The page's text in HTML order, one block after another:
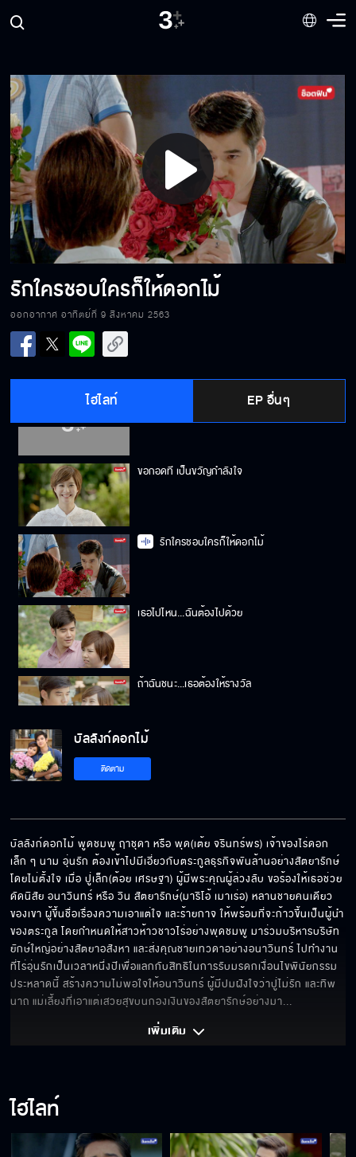
Play
Video
รักใครชอบใครก็ให้ดอกไม้
ออกอากาศ อาทิตย์ที่ 9 สิงหาคม 2563
ไฮไลท์ EP อื่นๆ
ผมเป็นแฟนเจ้าของไร่
ถ้าทำให้คุณเข้าใจผิด ผมขอโทษละกัน
ค่อย ๆ ลืมตา แล้วเธอจะเห็นฉัน
ขอกอดที เป็นขวัญกำลังใจ
รักใครชอบใครก็ให้ดอกไม้
เธอไปไหน...ฉันต้องไปด้วย
ถ้าฉันชนะ...เธอต้องให้รางวัล
ต้นไม้ต้นไหนก็ไม่สำคัญเท่าตัวเธอ
เลิกทำตัวไร้สาระได้แล้ว
ไม่เชื่อเหรอว่าฉันดูแลพุดชมพูได้
เลิกหลอกตัวเองได้แล้ว
บัลลังก์ดอกไม้
ติดตาม
บัลลังก์ดอกไม้ พูดชมพู ฤาชุดา หรือ พุด(เต้ย จรินทร์พร) เจ้าของไร่ดอก
เล็ก ๆ นาม อุ่นรัก ต้องเข้าไปมีเอี่ยวกับตระกูลธุรกิจพันล้านอย่างสัตยารักษ์
โดยไม่ตั้งใจ เมื่อ ปู่เล็ก(ต้อย เศรษฐา) ผู้มีพระคุณผู้ล่วงลับ ขอร้องให้เธอช่วย
ดัดนิสัย อนาวินทร์ หรือ วิน สัตยารักษ์(มาริโอ้ เมาเร่อ) หลานชายคนเดียว
ของเขา ผู้ขึ้นชื่อเรื่องความเอาแต่ใจ และร้ายกาจ ให้พร้อมที่จะก้าวขึ้นเป็นผู้นำ
ของตระกูล โดยกำหนดให้สาวห้าวชาวไร่อย่างพุดชมพู มาร่วมบริหารบริษัท
ยักษ์ใหญ่อย่างสัตยาอสังหา และส่งคุณชายเทวดาอย่างอนาวินทร์ ไปทำงาน
ที่ไร่อุ่นรักเป็นเวลาหนึ่งปีเพื่อแลกกับสิทธิในการรับมรดกเงื่อนไขพินัยกรรม
ประหลาดนี้ สร้างความไม่พอใจให้อนาวินทร์ ผู้มีปมฝังใจว่าปู่ไม่รัก และทิพ
นาถ แม่เลี้ยงที่เอาแต่เสวยสุขบนกองเงินของสัตยารักษ์อย่างมา...
เพิ่มเติม
ไฮไลท์